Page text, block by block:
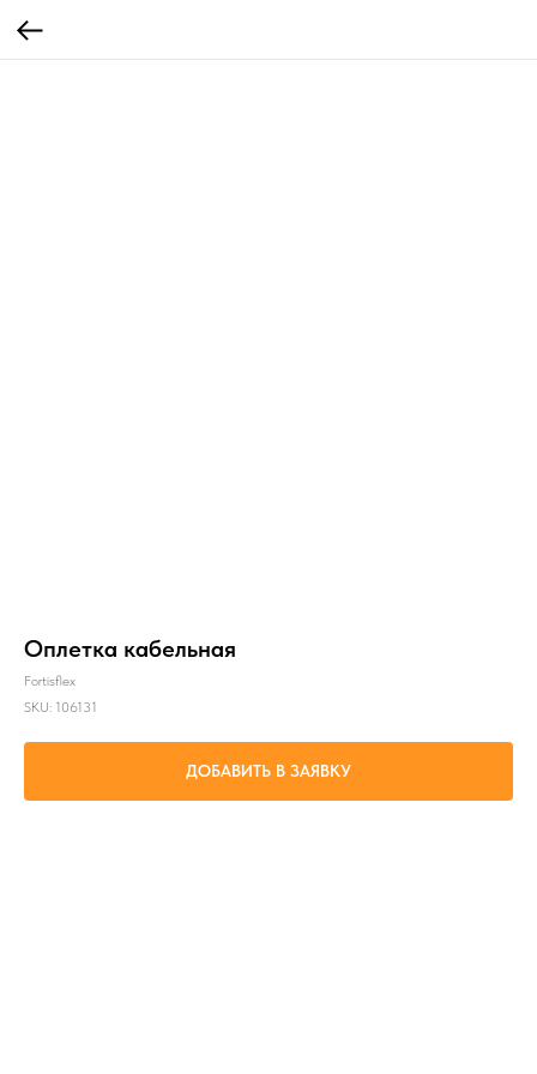
Оплетка кабельная
Fortisflex
SKU: 106131
ДОБАВИТЬ В ЗАЯВКУ